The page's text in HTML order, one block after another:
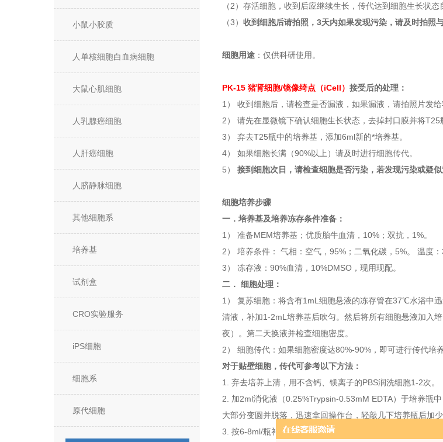
小鼠小胶质
人单核细胞白血病细胞
大鼠心肌细胞
人乳腺癌细胞
人肝癌细胞
人脐静脉细胞
其他细胞系
培养基
试剂盒
CRO实验服务
iPS细胞
细胞系
原代细胞
（2）存活细胞，收到后应继续生长，传代达到细胞生长状
（3） 收到细胞后请拍照，3天内如果发现污染，请及时拍照与
细胞用途 ：仅供科研使用。
PK-15 猪肾细胞/镜像绮点（iCell） 接受后的处理：
1） 收到细胞后，请检查是否漏液，如果漏液，请拍照片发给
2） 请先在显微镜下确认细胞生长状态，去掉封口膜并将T25
3） 弃去T25瓶中的培养基，添加6ml新的*培养基。
4） 如果细胞长满（90%以上）请及时进行细胞传代。
5） 接到细胞次日，请检查细胞是否污染，若发现污染或疑似
细胞培养步骤
一．培养基及培养冻存条件准备：
1） 准备MEM培养基；优质胎牛血清，10%；双抗，1%。
2） 培养条件： 气相：空气，95%；二氧化碳，5%。 温度
3） 冻存液：90%血清，10%DMSO，现用现配。
二． 细胞处理：
1） 复苏细胞：将含有1mL细胞悬液的冻存管在37℃水浴中
清液，补加1-2mL培养基后吹匀。然后将所有细胞悬液加入
夜）。第二天换液并检查细胞密度。
2） 细胞传代：如果细胞密度达80%-90%，即可进行传代培养
对于贴壁细胞，传代可参考以下方法：
1. 弃去培养上清，用不含钙、镁离子的PBS润洗细胞1-2次。
2. 加2ml消化液（0.25%Trypsin-0.53mM EDTA）于培养瓶
大部分变圆并脱落，迅速拿回操作台，轻敲几下培养瓶后加少
3. 按6-8ml/瓶补加培养基，轻轻打匀后吸出，在1000RPM条